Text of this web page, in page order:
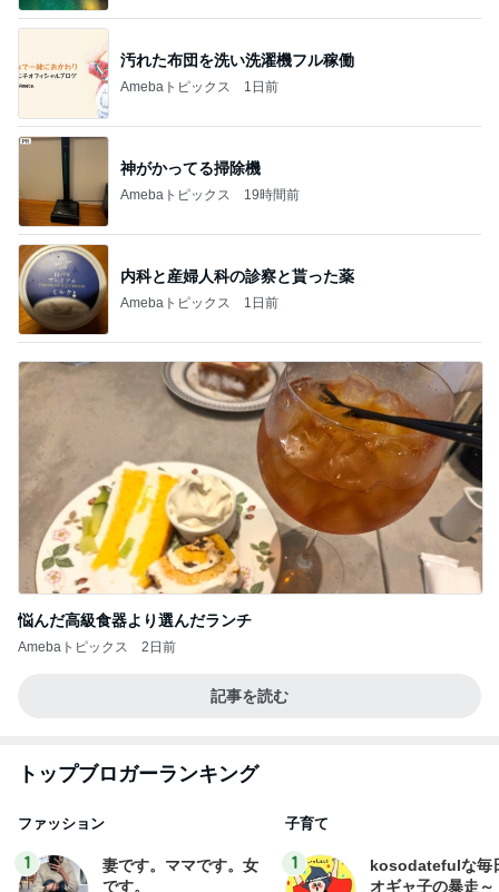
汚れた布団を洗い洗濯機フル稼働
Amebaトピックス 1日前
神がかってる掃除機
Amebaトピックス 19時間前
内科と産婦人科の診察と貰った薬
Amebaトピックス 1日前
悩んだ高級食器より選んだランチ
Amebaトピックス 2日前
記事を読む
トップブロガーランキング
ファッション
1
妻です。ママです。女
です。
子育て
1
kosodatefulな毎
オギャ子の暴走～